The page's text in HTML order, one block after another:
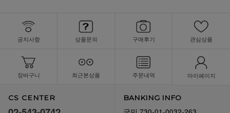
공지사항 상품문의 구매후기 관심상품
장바구니 최근본상품 주문내역 마이페이지
CS CENTER BANKING INFO